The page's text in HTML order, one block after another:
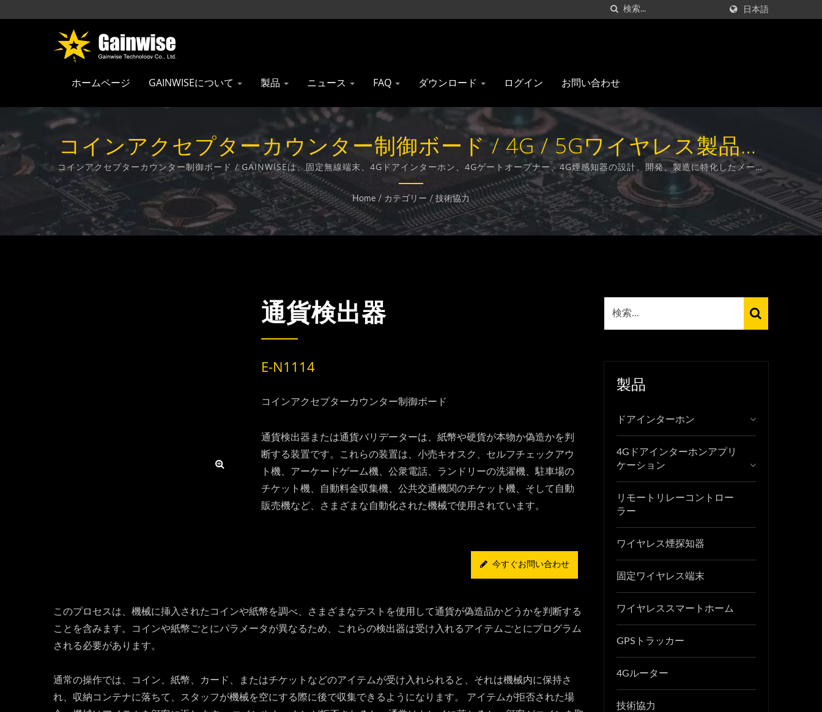
日本語
ホームページ GAINWISEについて 製品 ニュース FAQ ダウンロード ログイン お問い合わせ
コインアクセプターカウンター制御ボード / 4G / 5Gワイヤレス製品メ
ーカー | Gainwise Technology Co., Ltd.
コインアクセプターカウンター制御ボード / GAINWISEは、固定無線端末、4Gドアインターホン、4Gゲートオープナー、4G煙感知器の設計、開発、製造に特化したメーカ
ーおよび輸出業者です。
Home / カテゴリー / 技術協力
通貨検出器
E-N1114
コインアクセプターカウンター制御ボード
通貨検出器または通貨バリデーターは、紙幣や硬貨が本物か偽造かを判
断する装置です。これらの装置は、小売キオスク、セルフチェックアウ
ト機、アーケードゲーム機、公衆電話、ランドリーの洗濯機、駐車場の
チケット機、自動料金収集機、公共交通機関のチケット機、そして自動
販売機など、さまざまな自動化された機械で使用されています。
今すぐお問い合わせ
このプロセスは、機械に挿入されたコインや紙幣を調べ、さまざまなテストを使用して通貨が偽造品かどうかを判断する
ことを含みます。コインや紙幣ごとにパラメータが異なるため、これらの検出器は受け入れるアイテムごとにプログラム
される必要があります。
通常の操作では、コイン、紙幣、カード、またはチケットなどのアイテムが受け入れられると、それは機械内に保持さ
れ、収納コンテナに落ちて、スタッフが機械を空にする際に後で収集できるようになります。 アイテムが拒否された場
製品
ドアインターホン
4Gドアインターホンアプリ
ケーション
リモートリレーコントロー
ラー
ワイヤレス煙探知器
固定ワイヤレス端末
ワイヤレススマートホーム
GPSトラッカー
4Gルーター
技術協力